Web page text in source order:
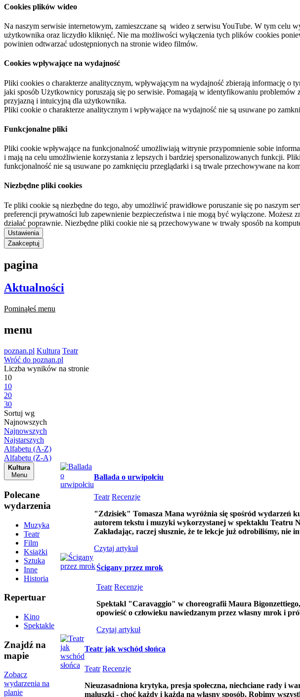
Cookies plików wideo
Na naszym serwisie internetowym, zamieszczane są wideo z serwisu YouTube. W tym celu
użytkownika oraz liczydło kliknięć. Nie ma możliwości wyłączenia tych plików cookies
powinien odtwarzać udostępnionych na stronie wideo filmów.
Cookies wpływające na wydajność
Pliki cookies o charakterze analitycznym, wpływającym na wydajność zbierają informację o
jaki sposób Użytkownicy poruszają się po serwisie. Pomagają w identyfikowaniu
przyjazną i intuicyjną dla użytkownika.
Pliki cookie o charakterze analitycznym i wpływające na wydajność nie są usuwane po
Funkcjonalne pliki
Pliki cookie wpływające na funkcjonalność umożliwiają witrynie przypomnienie sobie
i mają na celu umożliwienie korzystania z lepszych i bardziej spersonalizowanych funkcji.
funkcjonalność nie są usuwane po zamknięciu przeglądarki i są trwale przechowywane na
Niezbędne pliki cookies
Te pliki cookie są niezbędne do tego, aby umożliwić prawidłowe poruszanie się po naszym
preferencji prywatności lub zapewnienie bezpieczeństwa i nie mogą być wyłączone.
działać poprawnie. Niezbędne pliki cookie nie są przechowywane w trwały sposób na
Ustawienia
Zaakceptuj
pagina
Aktualności
Pominąłeś menu
menu
poznan.pl Kultura Teatr
Wróć do poznan.pl
Liczba wyników na stronie
10
10
20
30
Sortuj wg
Najnowszych
Najnowszych
Najstarszych
Alfabetu (A-Z)
Alfabetu (Z-A)
Kultura
Menu
Polecane
wydarzenia
Muzyka
Teatr
Film
Książki
Sztuka
Inne
Historia
Repertuar
Kino
Spektakle
Znajdź na
mapie
Zobacz
wydarzenia na
planie
Ballada o urwipołciu
Teatr Recenzje
"Zdzisiek" Tomasza Mana wyróżnia się spośród wydarzeń
autorem tekstu i muzyki wykorzystanej w spektaklu Teatru
Zakładając, raczej słusznie, że te lekcje już odrobiliśmy, nie
Czytaj artykuł
Ścigany przez mrok
Teatr Recenzje
Spektakl "Caravaggio" w choreografii Maura
opowieść o człowieku nawiedzanym przez własny mrok i
Czytaj artykuł
Teatr jak wschód słońca
Teatr Recenzje
Nieuzasadniona krytyka, presja społeczna, niechciane rady i
maluszki - choć każdy i każda na własny sposób. Robimy